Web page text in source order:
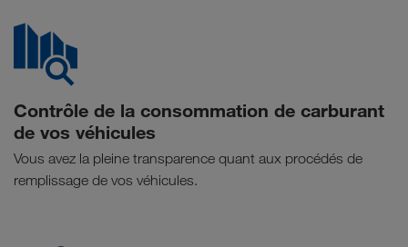
Contrôle de la consommation de carburant
de vos véhicules
Vous avez la pleine transparence quant aux procédés de
remplissage de vos véhicules.